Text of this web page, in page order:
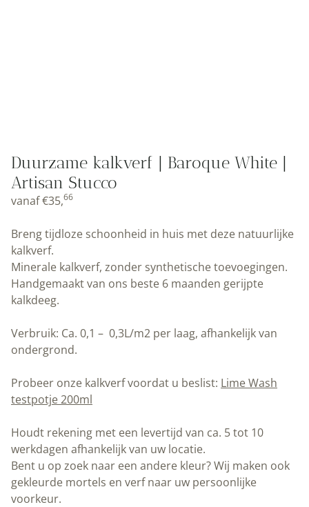
Duurzame kalkverf | Baroque White |
Artisan Stucco
vanaf€35,66
Breng tijdloze schoonheid in huis met deze natuurlijke
kalkverf.
Minerale kalkverf, zonder synthetische toevoegingen.
Handgemaakt van ons beste 6 maanden gerijpte
kalkdeeg.
Verbruik: Ca. 0,1 – 0,3L/m2 per laag, afhankelijk van
ondergrond.
Probeer onze kalkverf voordat u beslist: Lime Wash
testpotje 200ml
Houdt rekening met een levertijd van ca. 5 tot 10
werkdagen afhankelijk van uw locatie.
Bent u op zoek naar een andere kleur? Wij maken ook
gekleurde mortels en verf naar uw persoonlijke
voorkeur.